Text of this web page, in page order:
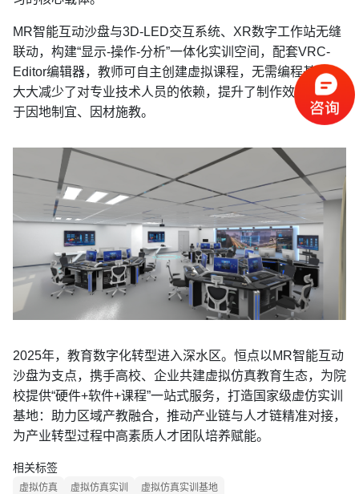
MR智能互动沙盘与3D-LED交互系统、XR数字工作站无缝
联动，构建“显示-操作-分析”一体化实训空间，配套VRC-
Editor编辑器，教师可自主创建虚拟课程，无需编程基础，
大大减少了对专业技术人员的依赖，提升了制作效率，有助
于因地制宜、因材施教。
2025年，教育数字化转型进入深水区。恒点以MR智能互动
沙盘为支点，携手高校、企业共建虚拟仿真教育生态，为院
校提供“硬件+软件+课程”一站式服务，打造国家级虚仿实训
基地：助力区域产教融合，推动产业链与人才链精准对接，
为产业转型过程中高素质人才团队培养赋能。
相关标签
虚拟仿真 虚拟仿真实训 虚拟仿真实训基地